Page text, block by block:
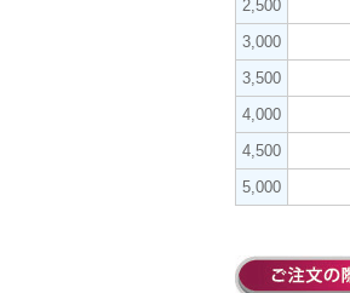
2,500
3,000
3,500
4,000
4,500
5,000